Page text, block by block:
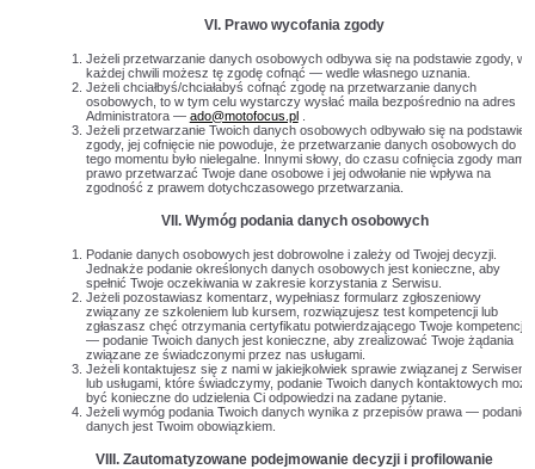
VI. Prawo wycofania zgody
Jeżeli przetwarzanie danych osobowych odbywa się na podstawie zgody, w
każdej chwili możesz tę zgodę cofnąć — wedle własnego uznania.
Jeżeli chciałbyś/chciałabyś cofnąć zgodę na przetwarzanie danych
osobowych, to w tym celu wystarczy wysłać maila bezpośrednio na adres
Administratora — ado@motofocus.pl.
Jeżeli przetwarzanie Twoich danych osobowych odbywało się na podstawie
zgody, jej cofnięcie nie powoduje, że przetwarzanie danych osobowych do
tego momentu było nielegalne. Innymi słowy, do czasu cofnięcia zgody mamy
prawo przetwarzać Twoje dane osobowe i jej odwołanie nie wpływa na
zgodność z prawem dotychczasowego przetwarzania.
VII. Wymóg podania danych osobowych
Podanie danych osobowych jest dobrowolne i zależy od Twojej decyzji.
Jednakże podanie określonych danych osobowych jest konieczne, aby
spełnić Twoje oczekiwania w zakresie korzystania z Serwisu.
Jeżeli pozostawiasz komentarz, wypełniasz formularz zgłoszeniowy
związany ze szkoleniem lub kursem, rozwiązujesz test kompetencji lub
zgłaszasz chęć otrzymania certyfikatu potwierdzającego Twoje kompetencje
— podanie Twoich danych jest konieczne, aby zrealizować Twoje żądania
związane ze świadczonymi przez nas usługami.
Jeżeli kontaktujesz się z nami w jakiejkolwiek sprawie związanej z Serwisem
lub usługami, które świadczymy, podanie Twoich danych kontaktowych może
być konieczne do udzielenia Ci odpowiedzi na zadane pytanie.
Jeżeli wymóg podania Twoich danych wynika z przepisów prawa — podanie
danych jest Twoim obowiązkiem.
VIII. Zautomatyzowane podejmowanie decyzji i profilowanie